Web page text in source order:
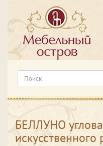
БЕЛЛУНО
искусственного